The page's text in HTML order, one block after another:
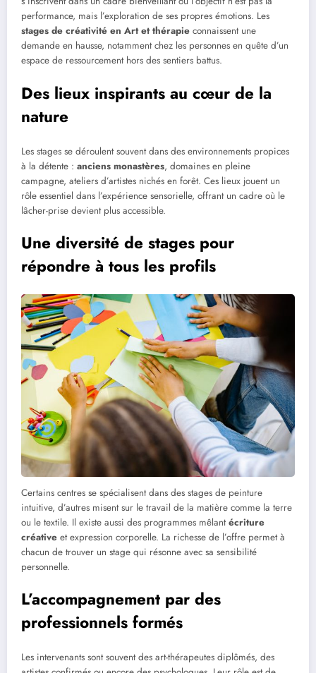
performance, mais l’exploration de ses propres émotions. Les
stages de créativité en Art et thérapie connaissent une
demande en hausse, notamment chez les personnes en quête d’un
espace de ressourcement hors des sentiers battus.
Des lieux inspirants au cœur de la
nature
Les stages se déroulent souvent dans des environnements propices
à la détente : anciens monastères, domaines en pleine
campagne, ateliers d’artistes nichés en forêt. Ces lieux jouent un
rôle essentiel dans l’expérience sensorielle, offrant un cadre où le
lâcher-prise devient plus accessible.
Une diversité de stages pour
répondre à tous les profils
Certains centres se spécialisent dans des stages de peinture
intuitive, d’autres misent sur le travail de la matière comme la terre
ou le textile. Il existe aussi des programmes mêlantécriture
créative et expression corporelle. La richesse de l’offre permet à
chacun de trouver un stage qui résonne avec sa sensibilité
personnelle.
L’accompagnement par des
professionnels formés
Les intervenants sont souvent des art-thérapeutes diplômés, des